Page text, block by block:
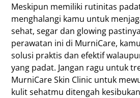
Meskipun memiliki rutinitas
menghalangi kamu untuk
sehat, segar dan glowing
perawatan ini di MurniCare,
solusi praktis dan efektif
yang padat. Jangan ragu untuk
MurniCare Skin Clinic untuk
kulit sehatmu ditengah